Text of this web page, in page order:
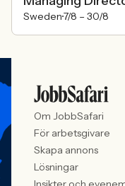
Sweden7/8 – 30/8
Om JobbSafari
För arbetsgivare
Skapa annons
Lösningar